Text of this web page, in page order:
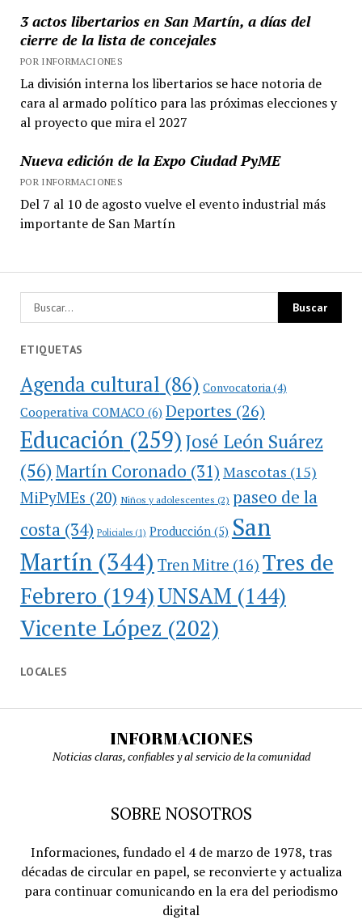
3 actos libertarios en San Martín, a días del
cierre de la lista de concejales
POR INFORMACIONES
La división interna los libertarios se hace notoria de
cara al armado político para las próximas elecciones y
al proyecto que mira el 2027
Nueva edición de la Expo Ciudad PyME
POR INFORMACIONES
Del 7 al 10 de agosto vuelve el evento industrial más
importante de San Martín
ETIQUETAS
Agenda cultural (86) Convocatoria (4)
Cooperativa COMACO(6) Deportes (26)
Educación(259)José León Suárez
(56)Martín Coronado (31) Mascotas (15)
MiPyMEs (20) Niños y adolescentes (2) paseo de la
costa(34) Policiales(1) Producción(5) San
Martín(344) Tren Mitre (16) Tres de
Febrero (194)UNSAM (144)
Vicente López (202)
LOCALES
INFORMACIONES
Noticias claras, confiables y al servicio de la comunidad
SOBRE NOSOTROS
Informaciones, fundado el 4 de marzo de 1978, tras
décadas de circular en papel, se reconvierte y actualiza
para continuar comunicando en la era del periodismo
digital